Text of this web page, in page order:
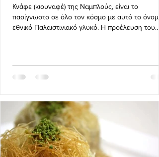
Κνάφε (κιουναφέ) της Ναμπλούς, είναι το
πασίγνωστο σε όλο τον κόσμο με αυτό το όνομα
εθνικό Παλαιστινιακό γλυκό. Η προέλευση του